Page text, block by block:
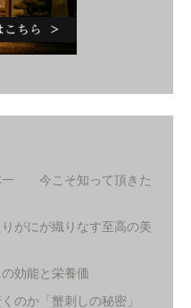
一 今こそ知って頂きた
がにが織りなす至高の美
効能と栄養価
のか「蟹刺しの秘密」